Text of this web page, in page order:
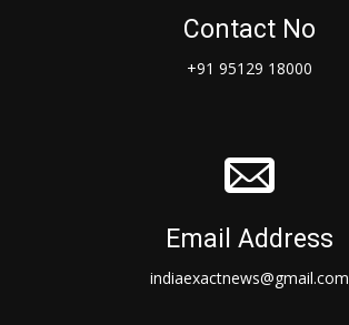
Contact No
+91 95129 18000
Email Address
indiaexactnews@gmail.com